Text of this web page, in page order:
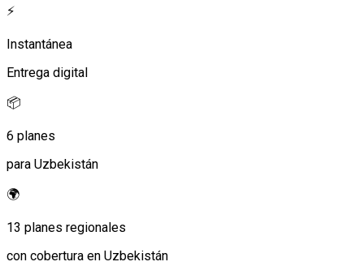
⚡
Instantánea
Entrega digital
📦
6 planes
para Uzbekistán
🌍
13 planes regionales
con cobertura en Uzbekistán